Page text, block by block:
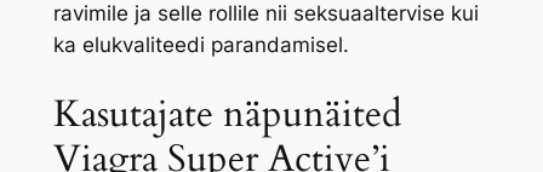
ravimile ja selle rollile nii seksuaaltervise kui
ka elukvaliteedi parandamisel.
Kasutajate näpunäited
Viagra Super Active’i